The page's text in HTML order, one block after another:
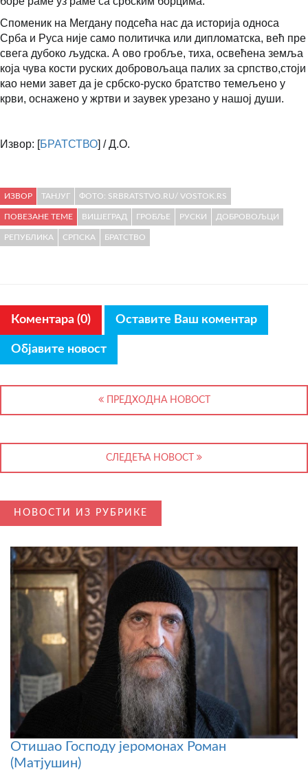
Споменик на Мегдану подсећа нас да историја односа
Срба и Руса није само политичка или дипломатска, већ пре
свега дубоко људска. А ово гробље, тиха, освећена земља
која чува кости руских добровољаца палих за српство,стоји
као неми завет да је србско-руско братство темељено у
крви, оснажено у жртви и заувек урезано у нашој души.
Извор: [БРАТСТВО] /Д.О.
ИЗВОР ТАНЈУГ ФОТО: SRBRATSTVO.RU/ VOSTOK.RS
ПОВЕЗАНЕ ТЕМЕ ВИШЕГРАД ГРОБЉЕ РУСКИ ДОБРОВОЉЦИ
РЕПУБЛИКА СРПСКА БРАТСТВО
Коментара (0) Оставите Ваш коментар
Објавите новост
ПРЕДХОДНА НОВОСТ
СЛЕДЕЋА НОВОСТ
НОВОСТИ ИЗ РУБРИКЕ
Отишао Господу јеромонах Роман
(Матјушин)